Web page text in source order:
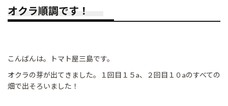
オクラ順調です！
こんばんは。トマト屋三島です。
オクラの芽が出てきました。１回目１５a、２回目１０aのすべての
畑で出そろいました！